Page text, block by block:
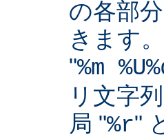
の各部
きます
"%m
リ文字
局 "%r"